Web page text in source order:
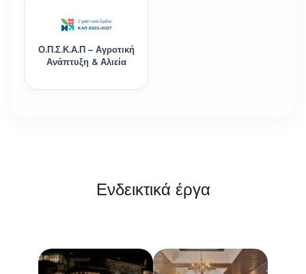
Ο.Π.Σ.Κ.Α.Π – Αγροτική
Ανάπτυξη & Αλιεία
Ενδεικτικά έργα